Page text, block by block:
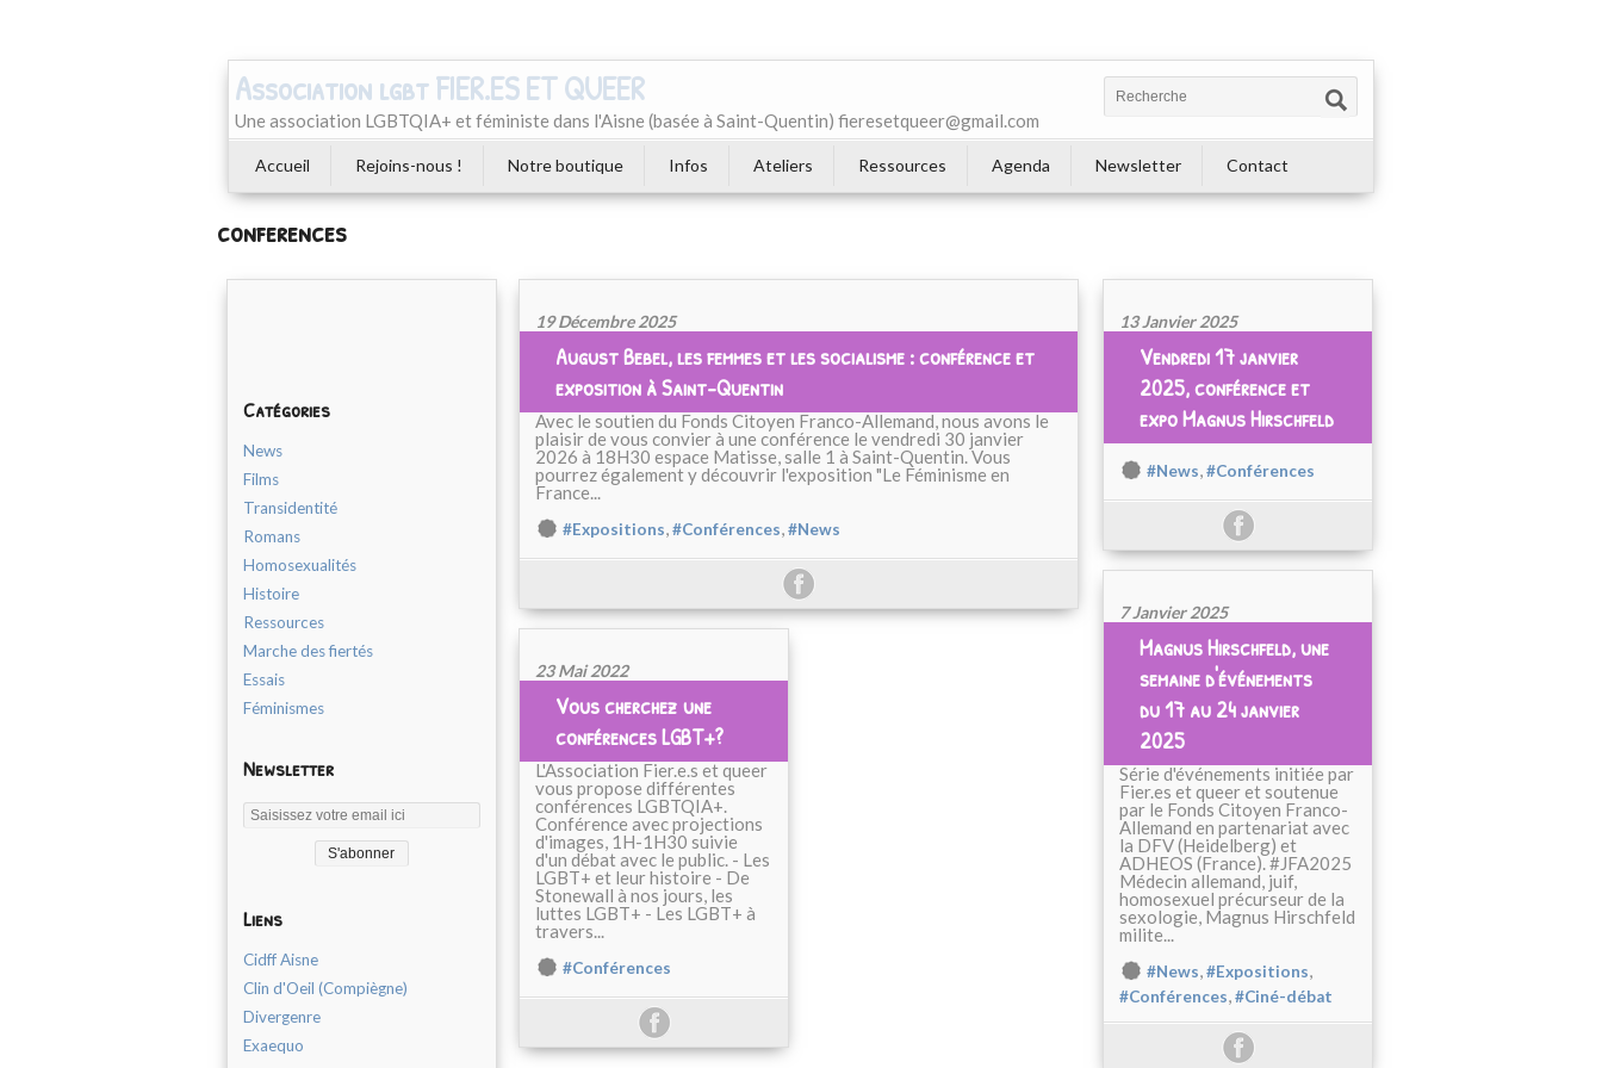
Association lgbt FIER.ES ET QUEER
Une association LGBTQIA+ et féministe dans l'Aisne (basée à Saint-Quentin) fieresetqueer@gmail.com
Accueil Rejoins-nous ! Notre boutique Infos Ateliers Ressources Agenda Newsletter Contact
conferences
Catégories
News
Films
Transidentité
Romans
Homosexualités
Histoire
Ressources
Marche des fiertés
Essais
Féminismes
Newsletter
Liens
Cidff Aisne
Clin d'Oeil (Compiègne)
Divergenre
Exaequo
19 Décembre 2025
August Bebel, les femmes et les socialisme : conférence et
exposition à Saint-Quentin
Avec le soutien du Fonds Citoyen Franco-Allemand, nous avons le
plaisir de vous convier à une conférence le vendredi 30 janvier
2026 à 18H30 espace Matisse, salle 1 à Saint-Quentin. Vous
pourrez également y découvrir l'exposition "Le Féminisme en
France...
#Expositions,#Conférences,#News
13 Janvier 2025
Vendredi 17 janvier
2025, conférence et
expo Magnus Hirschfeld
#News,#Conférences
7 Janvier 2025
Magnus Hirschfeld, une
semaine d'événements
du 17 au 24 janvier
2025
Série d'événements initiée par
Fier.es et queer et soutenue
par le Fonds Citoyen Franco-
Allemand en partenariat avec
la DFV (Heidelberg) et
ADHEOS (France). #JFA2025
Médecin allemand, juif,
homosexuel précurseur de la
sexologie, Magnus Hirschfeld
milite...
#News,#Expositions,
#Conférences,#Ciné-débat
23 Mai 2022
Vous cherchez une
conférences LGBT+?
L'Association Fier.e.s et queer
vous propose différentes
conférences LGBTQIA+.
Conférence avec projections
d'images, 1H-1H30 suivie
d'un débat avec le public. - Les
LGBT+ et leur histoire - De
Stonewall à nos jours, les
luttes LGBT+ - Les LGBT+ à
travers...
#Conférences